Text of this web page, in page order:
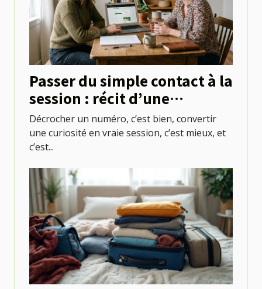
Passer du simple contact à la
session : récit d’une
première réservation réussie
Décrocher un numéro, c’est bien, convertir
une curiosité en vraie session, c’est mieux, et
c’est...